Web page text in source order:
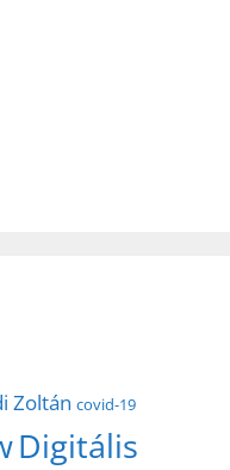
Zoltán covid-19
Digitális